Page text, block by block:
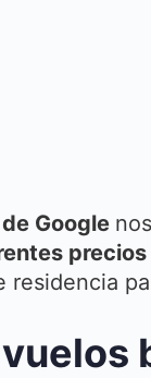
Google
residencia